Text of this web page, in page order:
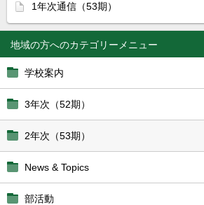
地域の方へ
学校案内
3年次（52期）
2年次（53期）
News & Topics
部活動
1年次通信（53期）